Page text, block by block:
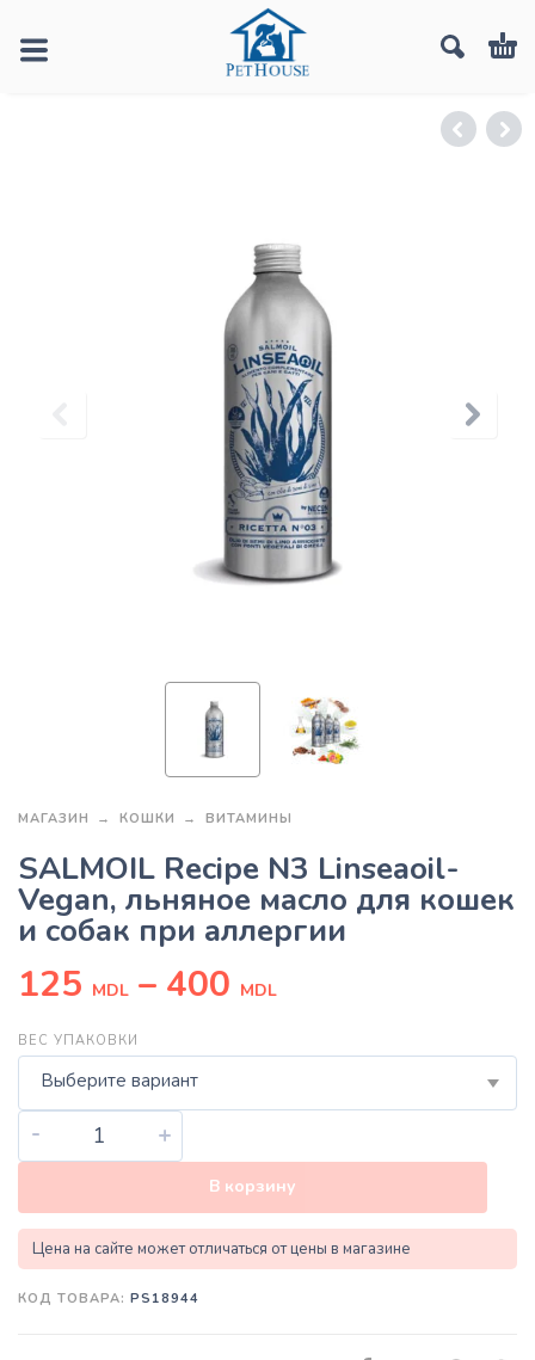
МАГАЗИН КОШКИ ВИТАМИНЫ
SALMOIL Recipe N3 Linseaoil-
Vegan, льняное масло для кошек
и собак при аллергии
125 MDL – 400 MDL
ВЕС УПАКОВКИ
Выберите вариант
- +
В корзину
Цена на сайте может отличаться от цены в магазине
КОД ТОВАРА: PS18944